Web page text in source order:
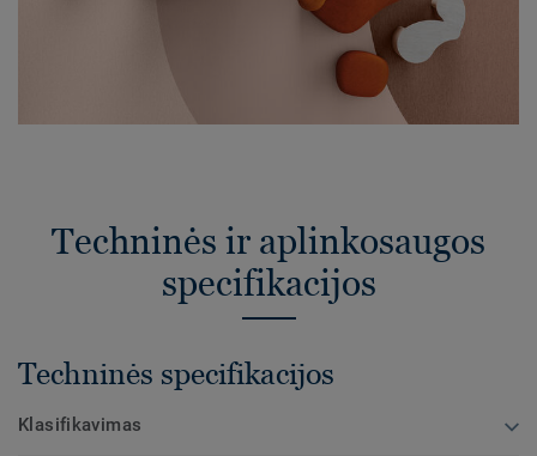
Techninės ir aplinkosaugos
specifikacijos
Techninės specifikacijos
Klasifikavimas